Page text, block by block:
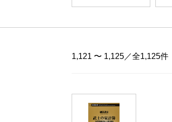
1,121 〜 1,125／全1,125件